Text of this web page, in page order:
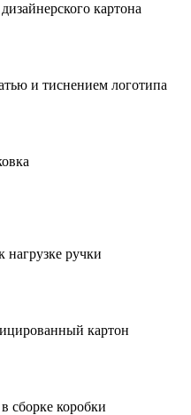
картона
и тиснением логотипа
нагрузке ручки
картон
сборке коробки